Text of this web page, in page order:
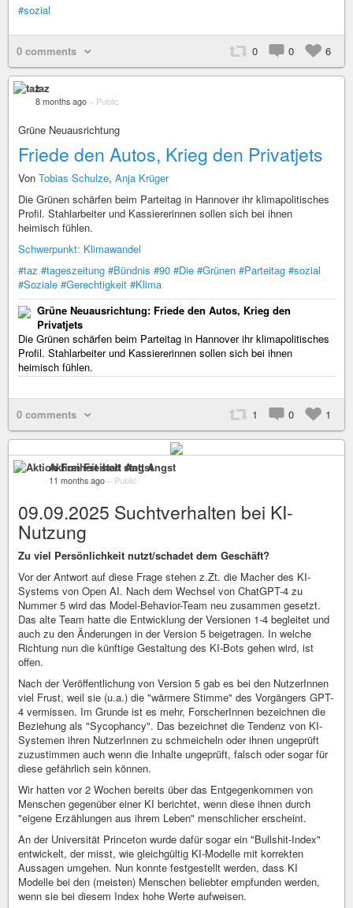
#sozial
0 comments 0 0 6
taz
8 months ago – Public
Grüne Neuausrichtung
Friede den Autos, Krieg den Privatjets
Von Tobias Schulze, Anja Krüger
Die Grünen schärfen beim Parteitag in Hannover ihr klimapolitisches
Profil. Stahlarbeiter und Kassiererinnen sollen sich bei ihnen
heimisch fühlen.
Schwerpunkt: Klimawandel
#taz #tageszeitung #Bündnis #90 #Die #Grünen #Parteitag #sozial
#Soziale #Gerechtigkeit #Klima
Grüne Neuausrichtung: Friede den Autos, Krieg den
Privatjets
Die Grünen schärfen beim Parteitag in Hannover ihr klimapolitisches
Profil. Stahlarbeiter und Kassiererinnen sollen sich bei ihnen
heimisch fühlen.
0 comments 1 0 1
Aktion Freiheit statt Angst
11 months ago – Public
09.09.2025 Suchtverhalten bei KI-
Nutzung
Zu viel Persönlichkeit nutzt/schadet dem Geschäft?
Vor der Antwort auf diese Frage stehen z.Zt. die Macher des KI-
Systems von Open AI. Nach dem Wechsel von ChatGPT-4 zu
Nummer 5 wird das Model-Behavior-Team neu zusammen gesetzt.
Das alte Team hatte die Entwicklung der Versionen 1-4 begleitet und
auch zu den Änderungen in der Version 5 beigetragen. In welche
Richtung nun die künftige Gestaltung des KI-Bots gehen wird, ist
offen.
Nach der Veröffentlichung von Version 5 gab es bei den NutzerInnen
viel Frust, weil sie (u.a.) die "wärmere Stimme" des Vorgängers GPT-
4 vermissen. Im Grunde ist es mehr, ForscherInnen bezeichnen die
Beziehung als "Sycophancy". Das bezeichnet die Tendenz von KI-
Systemen ihren NutzerInnen zu schmeicheln oder ihnen ungeprüft
zuzustimmen auch wenn die Inhalte ungeprüft, falsch oder sogar für
diese gefährlich sein können.
Wir hatten vor 2 Wochen bereits über das Entgegenkommen von
Menschen gegenüber einer KI berichtet, wenn diese ihnen durch
"eigene Erzählungen aus ihrem Leben" menschlicher erscheint.
An der Universität Princeton wurde dafür sogar ein "Bullshit-Index"
entwickelt, der misst, wie gleichgültig KI-Modelle mit korrekten
Aussagen umgehen. Nun konnte festgestellt werden, dass KI
Modelle bei den (meisten) Menschen beliebter empfunden werden,
wenn sie bei diesem Index hohe Werte aufweisen.